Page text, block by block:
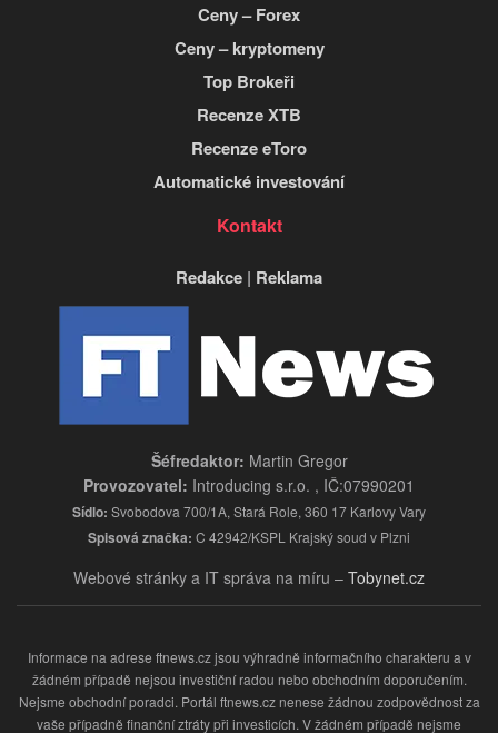
Ceny – Forex
Ceny – kryptomeny
Top Brokeři
Recenze XTB
Recenze eToro
Automatické investování
Kontakt
Redakce | Reklama
Šéfredaktor: Martin Gregor
Provozovatel: Introducing s.r.o. , IČ:07990201
Sídlo: Svobodova 700/1A, Stará Role, 360 17 Karlovy Vary
Spisová značka: C 42942/KSPL Krajský soud v Plzni
Webové stránky a IT správa na míru – Tobynet.cz
Informace na adrese ftnews.cz jsou výhradně informačního charakteru a v
žádném případě nejsou investiční radou nebo obchodním doporučením.
Nejsme obchodní poradci. Portál ftnews.cz nenese žádnou zodpovědnost za
vaše případně finanční ztráty při investicích. V žádném případě nejsme